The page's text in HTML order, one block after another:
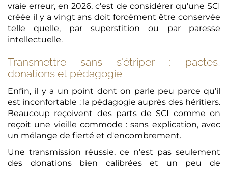
vraie erreur, en 2026, c'est de considérer qu'une SCI
créée il y a vingt ans doit forcément être conservée
telle quelle, par superstition ou par paresse
intellectuelle.
Transmettre sans s'étriper : pactes,
donations et pédagogie
Enfin, il y a un point dont on parle peu parce qu'il
est inconfortable : la pédagogie auprès des héritiers.
Beaucoup reçoivent des parts de SCI comme on
reçoit une vieille commode : sans explication, avec
un mélange de fierté et d'encombrement.
Une transmission réussie, ce n'est pas seulement
des donations bien calibrées et un peu de